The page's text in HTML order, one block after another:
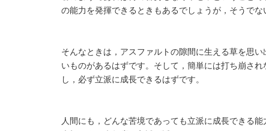
の能力を発揮できるときもあるでしょうが，そうでな
そんなときは，アスファルトの隙間に生える草を思
いものがあるはずです。そして，簡単には打ち崩さ
し，必ず立派に成長できるはずです。
人間にも，どんな苦境であっても立派に成長できる